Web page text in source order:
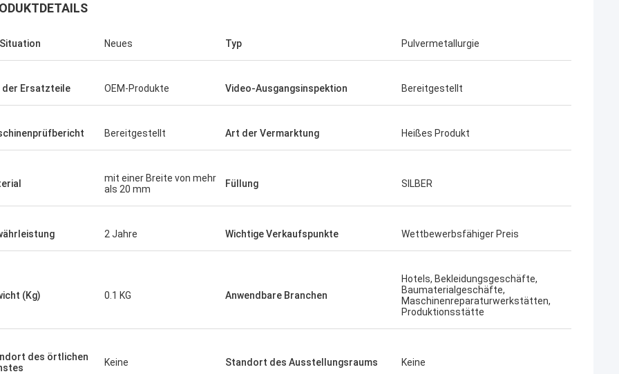
Neues Typ Pulvermetallurgie
der Ersatzteile OEM-Produkte Video-Ausgangsinspektion Bereitgestellt
Bereitgestellt Art der Vermarktung Heißes Produkt
mit einer Breite von mehr
als 20 mm
Füllung SILBER
2 Jahre Wichtige Verkaufspunkte Wettbewerbsfähiger Preis
(Kg) 0.1 KG Anwendbare Branchen
Hotels, Bekleidungsgeschäfte,
Baumaterialgeschäfte,
Maschinenreparaturwerkstätten,
Produktionsstätte
des örtlichen
Keine Standort des Ausstellungsraums Keine